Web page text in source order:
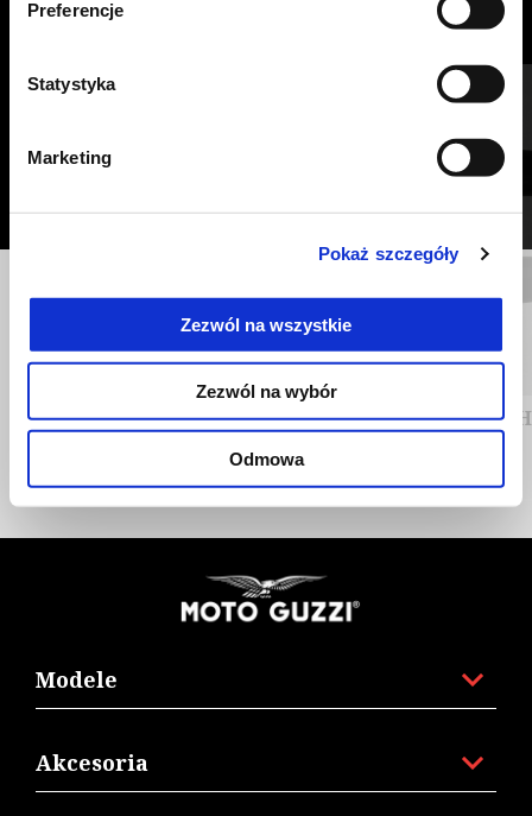
Preferencje
Statystyka
Marketing
Pokaż szczegóły
Zezwól na wszystkie
Zezwól na wybór
Odmowa
Centre stand
Modele
Akcesoria